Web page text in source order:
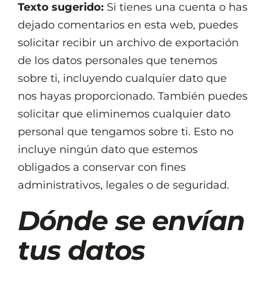
Texto sugerido: Si tienes una cuenta o has
dejado comentarios en esta web, puedes
solicitar recibir un archivo de exportación
de los datos personales que tenemos
sobre ti, incluyendo cualquier dato que
nos hayas proporcionado. También puedes
solicitar que eliminemos cualquier dato
personal que tengamos sobre ti. Esto no
incluye ningún dato que estemos
obligados a conservar con fines
administrativos, legales o de seguridad.
Dónde se envían
tus datos